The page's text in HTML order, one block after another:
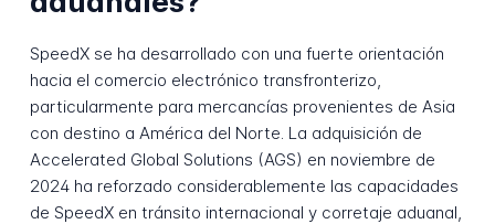
SpeedX se ha desarrollado con una fuerte orientación
hacia el comercio electrónico transfronterizo,
particularmente para mercancías provenientes de Asia
con destino a América del Norte. La adquisición de
Accelerated Global Solutions (AGS) en noviembre de
2024 ha reforzado considerablemente las capacidades
de SpeedX en tránsito internacional y corretaje aduanal,